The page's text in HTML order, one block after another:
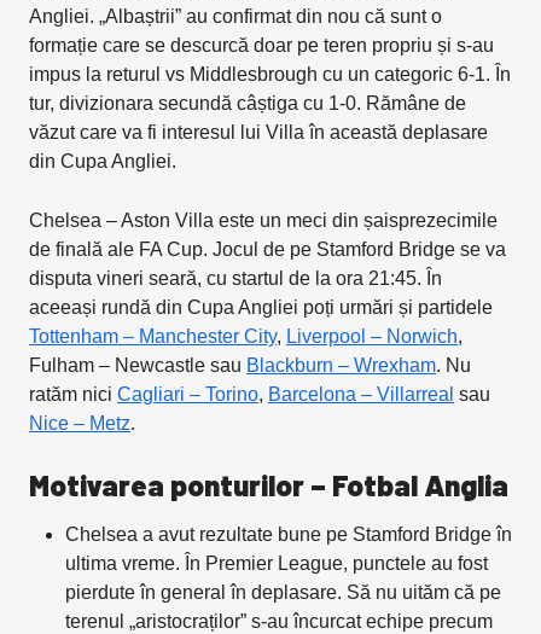
Angliei. „Albaștrii” au confirmat din nou că sunt o
formație care se descurcă doar pe teren propriu și s-au
impus la returul vs Middlesbrough cu un categoric 6-1. În
tur, divizionara secundă câștiga cu 1-0. Rămâne de
văzut care va fi interesul lui Villa în această deplasare
din Cupa Angliei.
Chelsea – Aston Villa este un meci din șaisprezecimile
de finală ale FA Cup. Jocul de pe Stamford Bridge se va
disputa vineri seară, cu startul de la ora 21:45. În
aceeași rundă din Cupa Angliei poți urmări și partidele
Tottenham – Manchester City, Liverpool – Norwich,
Fulham – Newcastle sau Blackburn – Wrexham. Nu
ratăm nici Cagliari – Torino, Barcelona – Villarreal sau
Nice – Metz.
Motivarea ponturilor – Fotbal Anglia
Chelsea a avut rezultate bune pe Stamford Bridge în
ultima vreme. În Premier League, punctele au fost
pierdute în general în deplasare. Să nu uităm că pe
terenul „aristocraților” s-au încurcat echipe precum